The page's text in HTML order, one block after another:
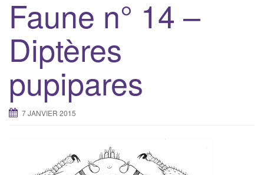
Faune n° 14 –
Diptères
pupipares
7 JANVIER 2015